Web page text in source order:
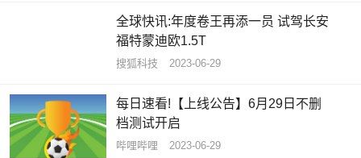
全球快讯:年度卷王再添一员 试驾长安
福特蒙迪欧1.5T
搜狐科技 2023-06-29
每日速看!【上线公告】6月29日不删
档测试开启
哔哩哔哩 2023-06-29